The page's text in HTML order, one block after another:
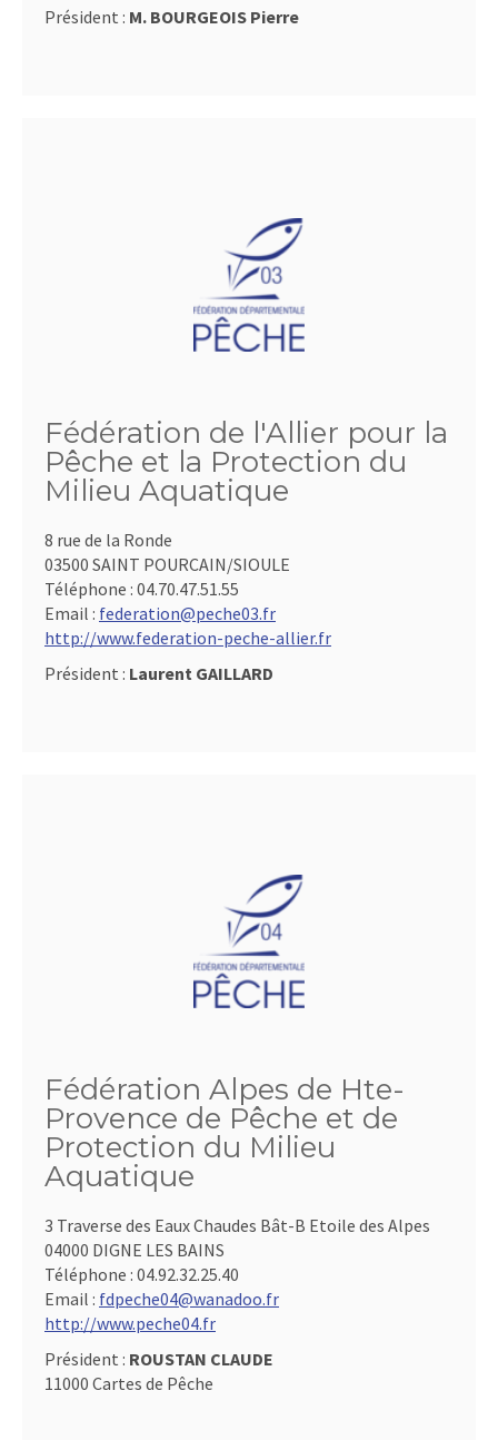
Président : M. BOURGEOIS Pierre
Fédération de l'Allier pour la
Pêche et la Protection du
Milieu Aquatique
8 rue de la Ronde
03500 SAINT POURCAIN/SIOULE
Téléphone : 04.70.47.51.55
Email : federation@peche03.fr
http://www.federation-peche-allier.fr
Président : Laurent GAILLARD
Fédération Alpes de Hte-
Provence de Pêche et de
Protection du Milieu
Aquatique
3 Traverse des Eaux Chaudes Bât-B Etoile des Alpes
04000 DIGNE LES BAINS
Téléphone : 04.92.32.25.40
Email : fdpeche04@wanadoo.fr
http://www.peche04.fr
Président : ROUSTAN CLAUDE
11000 Cartes de Pêche